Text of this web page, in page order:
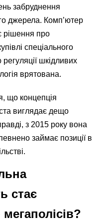
забруднення
джерела. Комп’ютер
рішення про
спеціального
шкідливих
врятована.
що концепція
виглядає дещо
з 2015 року вона
займає позиції в
стає